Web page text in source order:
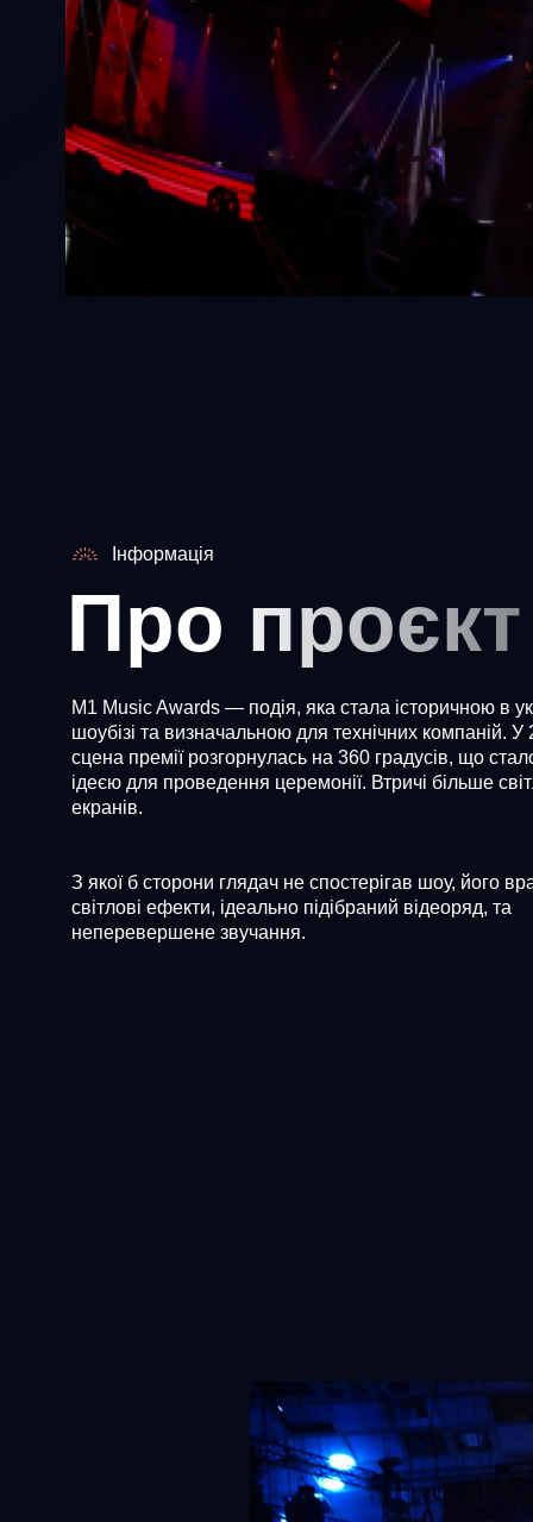
Інформація
Про проєкт
M1 Music Awards — подія, яка стала історичною в
шоубізі та визначальною для технічних компаній. У
сцена премії розгорнулась на 360 градусів, що
ідеєю для проведення церемонії. Втричі більше
екранів.
З якої б сторони глядач не спостерігав шоу, його
світлові ефекти, ідеально підібраний відеоряд, та
неперевершене звучання.